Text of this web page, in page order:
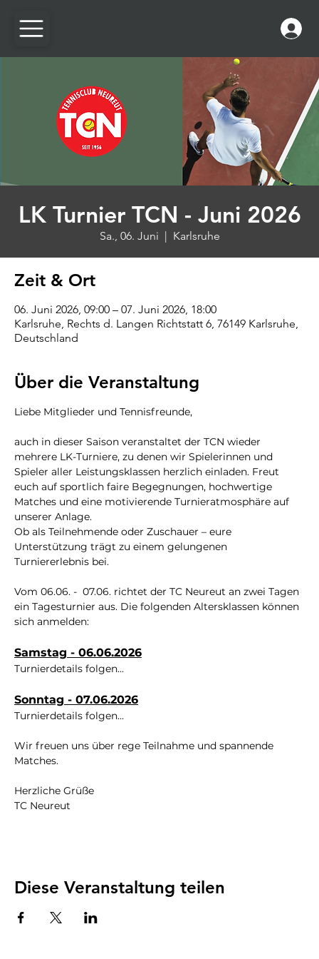
LK Turnier TCN - Juni 2026
Sa., 06. Juni
  |
Karlsruhe
Zeit & Ort
06. Juni 2026, 09:00 – 07. Juni 2026, 18:00
Karlsruhe, Rechts d. Langen Richtstatt 6, 76149 Karlsruhe,
Deutschland
Über die Veranstaltung
Liebe Mitglieder und Tennisfreunde,
auch in dieser Saison veranstaltet der TCN wieder
mehrere LK-Turniere, zu denen wir Spielerinnen und
Spieler aller Leistungsklassen herzlich einladen. Freut
euch auf sportlich faire Begegnungen, hochwertige
Matches und eine motivierende Turnieratmosphäre auf
unserer Anlage.
Ob als Teilnehmende oder Zuschauer – eure
Unterstützung trägt zu einem gelungenen
Turniererlebnis bei.
Vom 06.06. -  07.06. richtet der TC Neureut an zwei Tagen
ein Tagesturnier aus. Die folgenden Altersklassen können
sich anmelden:
Samstag - 06.06.2026
Turnierdetails folgen...
Sonntag - 07.06.2026
Turnierdetails folgen...
Wir freuen uns über rege Teilnahme und spannende
Matches.
Herzliche Grüße
TC Neureut
Diese Veranstaltung teilen